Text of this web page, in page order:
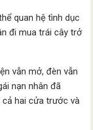
quan hệ tình dục
đi mua trái cây trở
vẫn mở, đèn vẫn
nạn nhân đã
cả hai cửa trước và